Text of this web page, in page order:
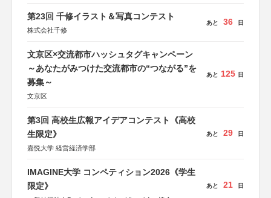
第23回 千修イラスト＆写真コンテスト
株式会社千修
あと 36 日
文京区×交流都市ハッシュタグキャンペーン
～あなたがみつけた交流都市の“つながる”を
募集～
文京区
あと 125 日
第3回 高校生広報アイデアコンテスト《高校
生限定》
嘉悦大学 経営経済学部
あと 29 日
IMAGINE大学 コンペティション2026《学生
限定》
あと 21 日